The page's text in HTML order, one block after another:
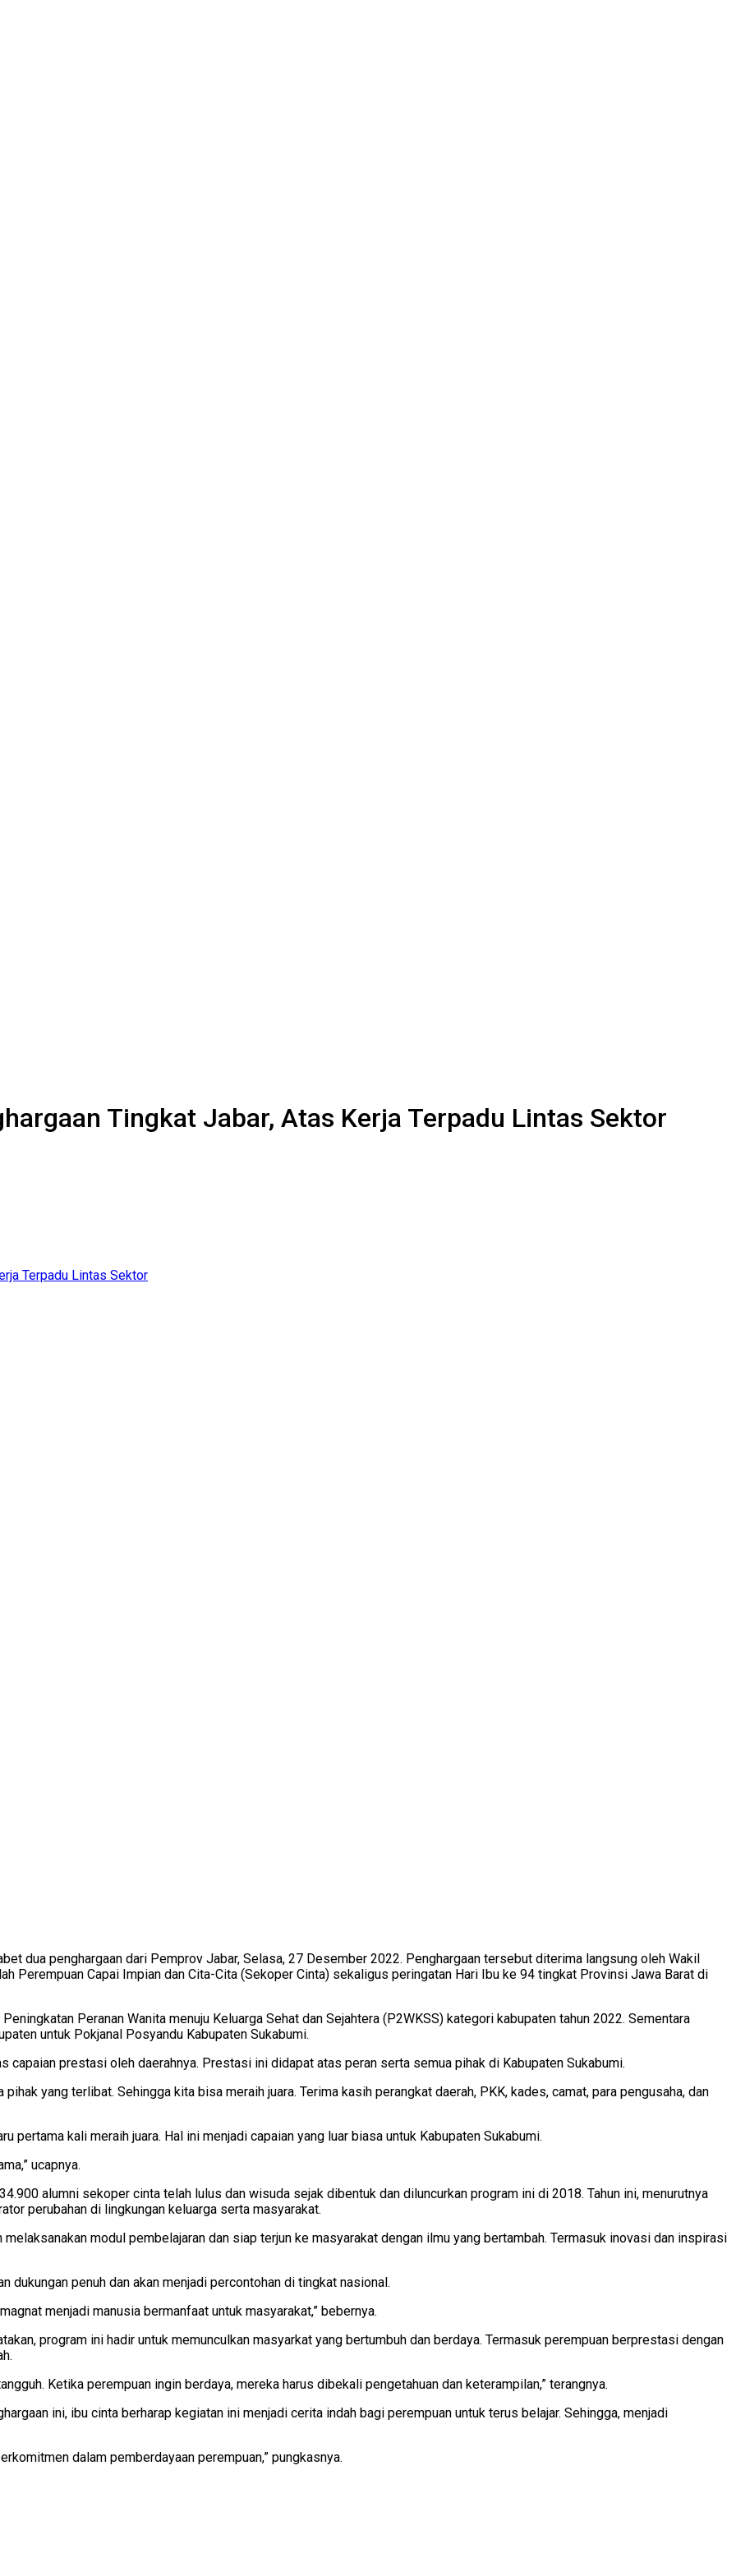
Tingkat Jabar, Atas Kerja Terpadu Lintas Sektor
dua penghargaan dari Pemprov Jabar, Selasa, 27 Desember 2022. Penghargaan tersebut diterima langsung oleh Wakil
Perempuan Capai Impian dan Cita-Cita (Sekoper Cinta) sekaligus peringatan Hari Ibu ke 94 tingkat Provinsi Jawa Barat di
Peranan Wanita menuju Keluarga Sehat dan Sejahtera (P2WKSS) kategori kabupaten tahun 2022. Sementara
untuk Pokjanal Posyandu Kabupaten Sukabumi.
capaian prestasi oleh daerahnya. Prestasi ini didapat atas peran serta semua pihak di Kabupaten Sukabumi.
yang terlibat. Sehingga kita bisa meraih juara. Terima kasih perangkat daerah, PKK, kades, camat, para pengusaha, dan
pertama kali meraih juara. Hal ini menjadi capaian yang luar biasa untuk Kabupaten Sukabumi.
ucapnya.
alumni sekoper cinta telah lulus dan wisuda sejak dibentuk dan diluncurkan program ini di 2018. Tahun ini, menurutnya
perubahan di lingkungan keluarga serta masyarakat.
modul pembelajaran dan siap terjun ke masyarakat dengan ilmu yang bertambah. Termasuk inovasi dan inspirasi
dukungan penuh dan akan menjadi percontohan di tingkat nasional.
menjadi manusia bermanfaat untuk masyarakat,” bebernya.
program ini hadir untuk memunculkan masyarkat yang bertumbuh dan berdaya. Termasuk perempuan berprestasi dengan
Ketika perempuan ingin berdaya, mereka harus dibekali pengetahuan dan keterampilan,” terangnya.
ini, ibu cinta berharap kegiatan ini menjadi cerita indah bagi perempuan untuk terus belajar. Sehingga, menjadi
dalam pemberdayaan perempuan,” pungkasnya.